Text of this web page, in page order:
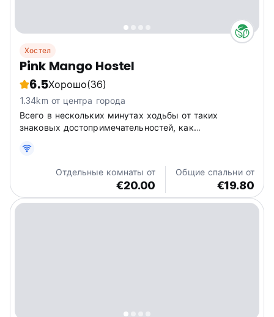
Хостел
Pink Mango Hostel
6.5Хорошо(36)
1.34km от центра города
Всего в нескольких минутах ходьбы от таких
знаковых достопримечательностей, как
оживленным улицам и в нескольких километрах
откройте для себя исторические чудеса Плаки,
площадь Монастираки и Национальный
Отдельные комнаты от
€20.00
Общие спальни от
€19.80